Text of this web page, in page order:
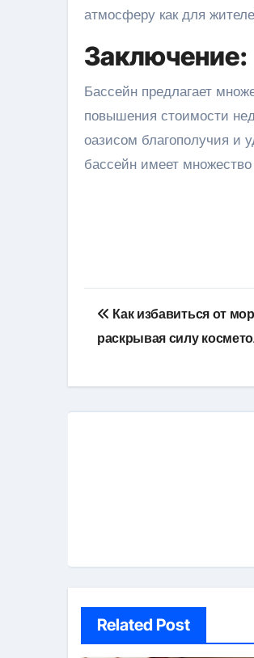
атмосферу как для
Заключение:
Бассейн предлагает
повышения стоимости
оазисом благополучия и
бассейн имеет
Навигация
по
Как избавиться от
раскрывая силу
Related Post